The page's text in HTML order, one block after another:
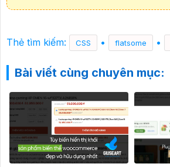
Thẻ tìm kiếm: CSS • flatsome •
Bài viết cùng chuyên mục: